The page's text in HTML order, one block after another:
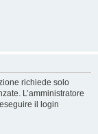
richiede solo
L’amministratore
il login